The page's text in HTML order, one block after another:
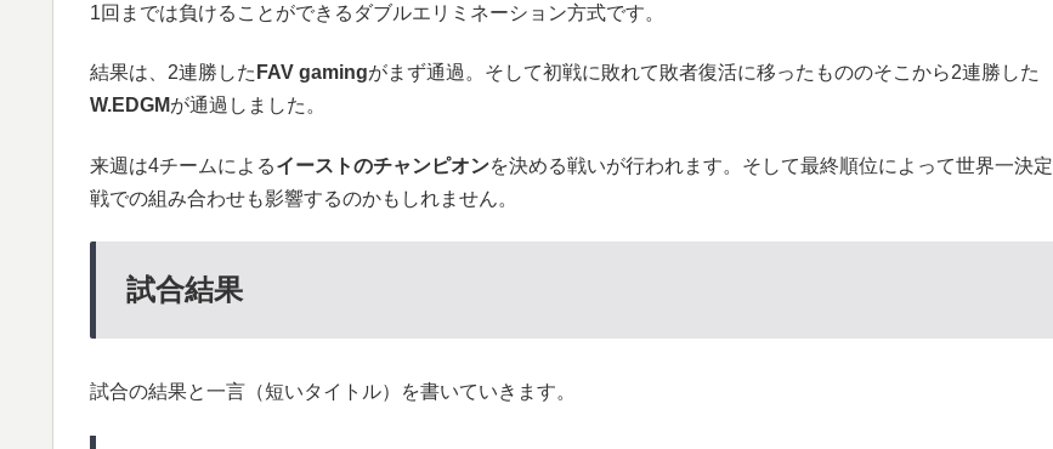
1回までは負けることができるダブルエリミネーション方式です。
結果は、2連勝した FAV gamingがまず通過。そして初戦に敗れて敗者復活に移ったもののそこから2連勝した
W.EDGMが通過しました。
来週は4チームによるイーストのチャンピオンを決める戦いが行われます。そして最終順位によって世界一決定
戦での組み合わせも影響するのかもしれません。
試合結果
試合の結果と一言（短いタイトル）を書いていきます。